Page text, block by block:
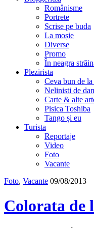
Românisme
Portrete
Scrise pe buda
La moșie
Diverse
Promo
În neagra
Plezirista
Ceva bun de la
Nelinisti de
Carte & alte
Pisica Toshiba
Tango și eu
Turista
Reportaje
Video
Foto
Vacante
Foto, Vacante 09/08/2013
Colorata de